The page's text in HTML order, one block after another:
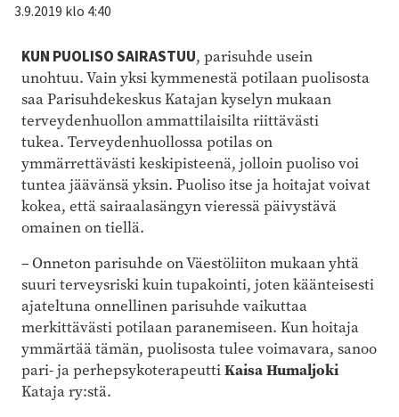
3.9.2019 klo 4:40
KUN PUOLISO SAIRASTUU, parisuhde usein
unohtuu. Vain yksi kymmenestä potilaan puolisosta
saa Parisuhdekeskus Katajan kyselyn mukaan
terveydenhuollon ammattilaisilta riittävästi
tukea. Terveydenhuollossa potilas on
ymmärrettävästi keskipisteenä, jolloin puoliso voi
tuntea jäävänsä yksin. Puoliso itse ja hoitajat voivat
kokea, että sairaalasängyn vieressä päivystävä
omainen on tiellä.
– Onneton parisuhde on Väestöliiton mukaan yhtä
suuri terveysriski kuin tupakointi, joten käänteisesti
ajateltuna onnellinen parisuhde vaikuttaa
merkittävästi potilaan paranemiseen. Kun hoitaja
ymmärtää tämän, puolisosta tulee voimavara, sanoo
pari- ja perhepsykoterapeuttiKaisa Humaljoki
Kataja ry:stä.